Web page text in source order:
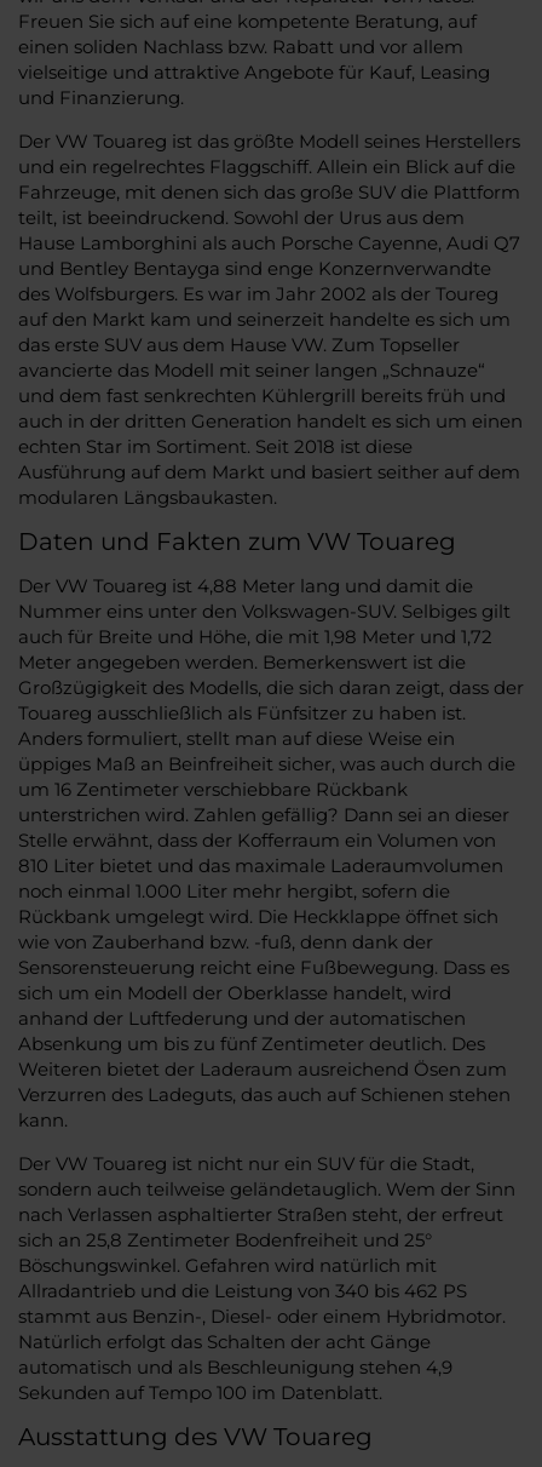
Freuen Sie sich auf eine kompetente Beratung, auf
einen soliden Nachlass bzw. Rabatt und vor allem
vielseitige und attraktive Angebote für Kauf, Leasing
und Finanzierung.
Der VW Touareg ist das größte Modell seines Herstellers
und ein regelrechtes Flaggschiff. Allein ein Blick auf die
Fahrzeuge, mit denen sich das große SUV die Plattform
teilt, ist beeindruckend. Sowohl der Urus aus dem
Hause Lamborghini als auch Porsche Cayenne, Audi Q7
und Bentley Bentayga sind enge Konzernverwandte
des Wolfsburgers. Es war im Jahr 2002 als der Toureg
auf den Markt kam und seinerzeit handelte es sich um
das erste SUV aus dem Hause VW. Zum Topseller
avancierte das Modell mit seiner langen „Schnauze“
und dem fast senkrechten Kühlergrill bereits früh und
auch in der dritten Generation handelt es sich um einen
echten Star im Sortiment. Seit 2018 ist diese
Ausführung auf dem Markt und basiert seither auf dem
modularen Längsbaukasten.
Daten und Fakten zum VW Touareg
Der VW Touareg ist 4,88 Meter lang und damit die
Nummer eins unter den Volkswagen-SUV. Selbiges gilt
auch für Breite und Höhe, die mit 1,98 Meter und 1,72
Meter angegeben werden. Bemerkenswert ist die
Großzügigkeit des Modells, die sich daran zeigt, dass der
Touareg ausschließlich als Fünfsitzer zu haben ist.
Anders formuliert, stellt man auf diese Weise ein
üppiges Maß an Beinfreiheit sicher, was auch durch die
um 16 Zentimeter verschiebbare Rückbank
unterstrichen wird. Zahlen gefällig? Dann sei an dieser
Stelle erwähnt, dass der Kofferraum ein Volumen von
810 Liter bietet und das maximale Laderaumvolumen
noch einmal 1.000 Liter mehr hergibt, sofern die
Rückbank umgelegt wird. Die Heckklappe öffnet sich
wie von Zauberhand bzw. -fuß, denn dank der
Sensorensteuerung reicht eine Fußbewegung. Dass es
sich um ein Modell der Oberklasse handelt, wird
anhand der Luftfederung und der automatischen
Absenkung um bis zu fünf Zentimeter deutlich. Des
Weiteren bietet der Laderaum ausreichend Ösen zum
Verzurren des Ladeguts, das auch auf Schienen stehen
kann.
Der VW Touareg ist nicht nur ein SUV für die Stadt,
sondern auch teilweise geländetauglich. Wem der Sinn
nach Verlassen asphaltierter Straßen steht, der erfreut
sich an 25,8 Zentimeter Bodenfreiheit und 25°
Böschungswinkel. Gefahren wird natürlich mit
Allradantrieb und die Leistung von 340 bis 462 PS
stammt aus Benzin-, Diesel- oder einem Hybridmotor.
Natürlich erfolgt das Schalten der acht Gänge
automatisch und als Beschleunigung stehen 4,9
Sekunden auf Tempo 100 im Datenblatt.
Ausstattung des VW Touareg